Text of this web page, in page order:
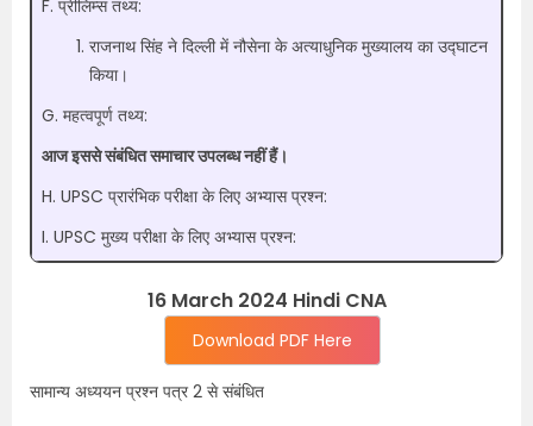
F. प्रीलिम्स तथ्य:
राजनाथ सिंह ने दिल्ली में नौसेना के अत्याधुनिक मुख्यालय का उद्घाटन
किया।
G. महत्वपूर्ण तथ्य:
आज इससे संबंधित समाचार उपलब्ध नहीं हैं।
H. UPSC प्रारंभिक परीक्षा के लिए अभ्यास प्रश्न:
I. UPSC मुख्य परीक्षा के लिए अभ्यास प्रश्न:
16 March 2024 Hindi CNA
Download PDF Here
सामान्य अध्ययन प्रश्न पत्र 2 से संबंधित